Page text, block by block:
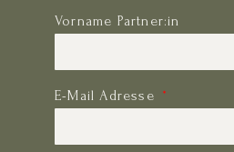
Vorname Partner:in
E-Mail Adresse